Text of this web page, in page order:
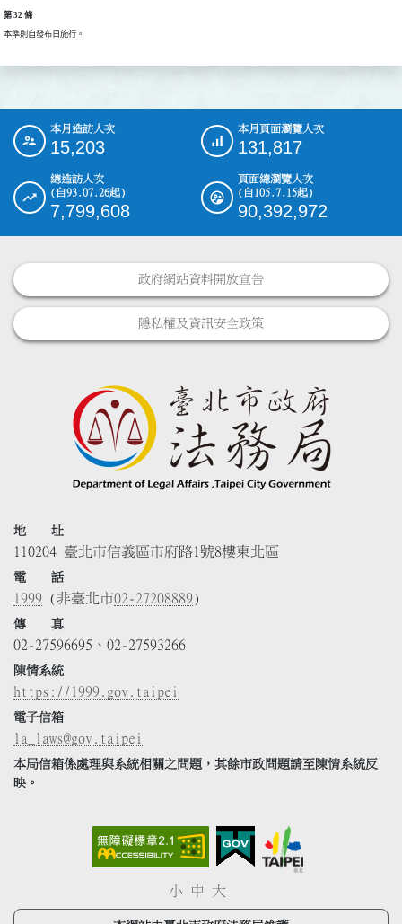
第 32 條
本準則自發布日施行。
::: 本月造訪人次
15,203
本月頁面瀏覽人次
131,817
總造訪人次
(自93.07.26起)
7,799,608
頁面總瀏覽人次
(自105.7.15起)
90,392,972
政府網站資料開放宣告
隱私權及資訊安全政策
地 址
110204 臺北市信義區市府路1號8樓東北區
電 話
1999 (非臺北市02-27208889)
傳 真
02-27596695、02-27593266
陳情系統
https://1999.gov.taipei
電子信箱
la_laws@gov.taipei
本局信箱係處理與系統相關之問題，其餘市政問題請至陳情系統反
映。
小 中 大